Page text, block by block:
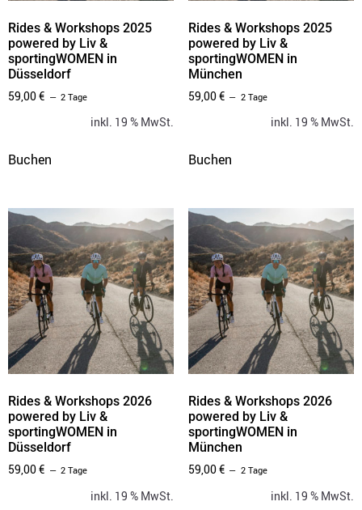
Rides & Workshops 2025
powered by Liv &
sportingWOMEN in
Düsseldorf
59,00€ 2 Tage
inkl. 19 % MwSt.
Buchen
Rides & Workshops 2025
powered by Liv &
sportingWOMEN in
München
59,00€ 2 Tage
inkl. 19 % MwSt.
Buchen
Rides & Workshops 2026
powered by Liv &
sportingWOMEN in
Düsseldorf
59,00€ 2 Tage
inkl. 19 % MwSt.
Rides & Workshops 2026
powered by Liv &
sportingWOMEN in
München
59,00€ 2 Tage
inkl. 19 % MwSt.